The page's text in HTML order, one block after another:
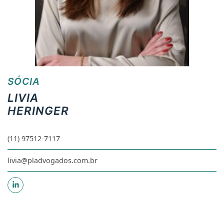
SÓCIA
LIVIA
HERINGER
(11) 97512-7117
livia@pladvogados.com.br